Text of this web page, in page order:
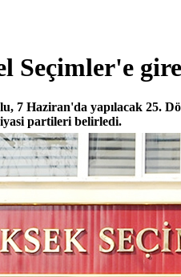
Seçimler'e
7 Haziran'da yapılacak 25.
partileri belirledi.